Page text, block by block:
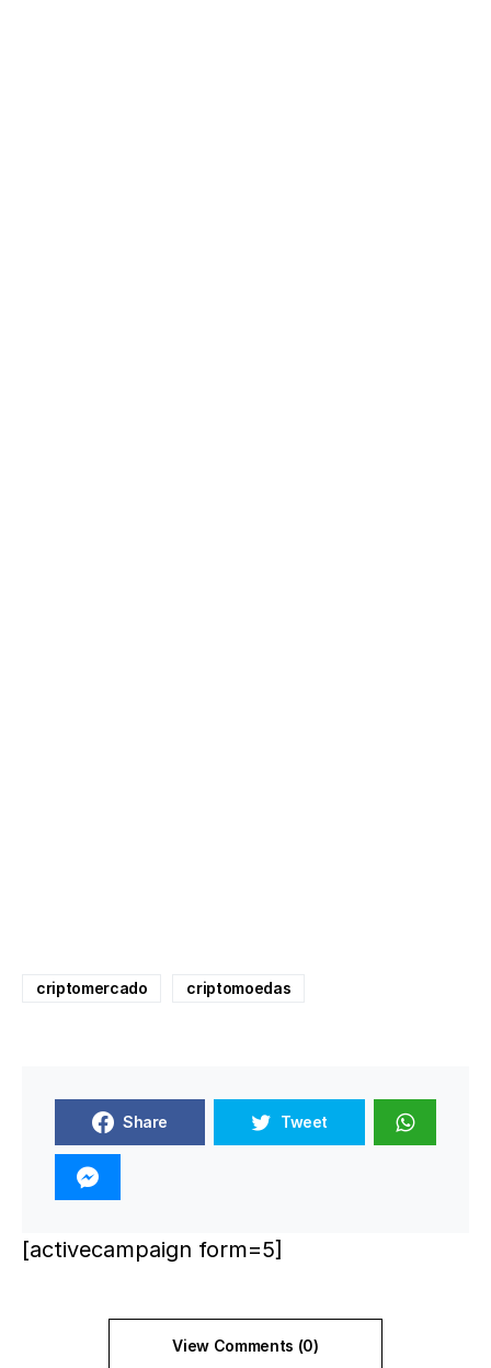
criptomercado criptomoedas
Share Tweet
[activecampaign form=5]
View Comments (0)